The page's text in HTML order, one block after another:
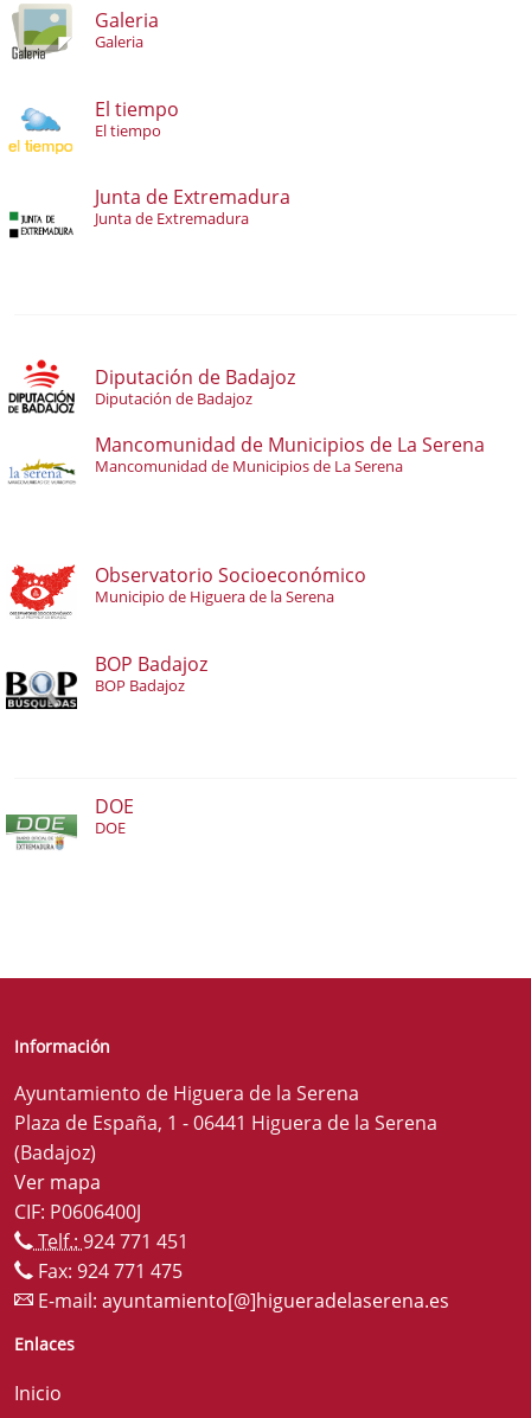
Galeria
Galeria
El tiempo
El tiempo
Junta de Extremadura
Junta de Extremadura
Diputación de Badajoz
Diputación de Badajoz
Mancomunidad de Municipios de La Serena
Mancomunidad de Municipios de La Serena
Observatorio Socioeconómico
Municipio de Higuera de la Serena
BOP Badajoz
BOP Badajoz
DOE
DOE
Información
Ayuntamiento de Higuera de la Serena
Plaza de España, 1 - 06441 Higuera de la Serena
(Badajoz)
Ver mapa
CIF: P0606400J
Telf.: 924 771 451
Fax: 924 771 475
E-mail: ayuntamiento[@]higueradelaserena.es
Enlaces
Inicio